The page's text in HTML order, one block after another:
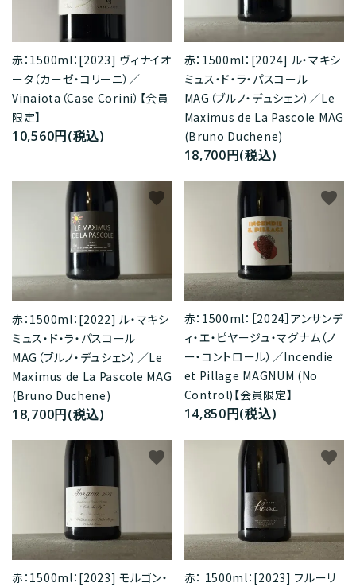
赤：1500ml：[2023] ヴィナイオ
ータ（カーゼ・コリーニ）／
Vinaiota（Case Corini）【会員
限定】
10,560円(税込)
赤：1500ml：[2024] ル・マキシ
ミュス・ド・ラ・パスコール
MAG（ブルノ・デュシェン）／Le
Maximus de La Pascole MAG
(Bruno Duchene)
18,700円(税込)
赤：1500ml：[2022] ル・マキシ
ミュス・ド・ラ・パスコール
MAG（ブルノ・デュシェン）／Le
Maximus de La Pascole MAG
(Bruno Duchene)
18,700円(税込)
favorite
赤：1500ml：［2024］アンサンデ
ィ・エ・ピヤージュ・マグナム（ノ
ー・コントロール）／Incendie
et Pillage MAGNUM (No
Control)【会員限定】
14,850円(税込)
favorite
赤：1500ml：[2023] モルゴン・
favorite
赤： 1500ml：[2023] フルーリ
favorite